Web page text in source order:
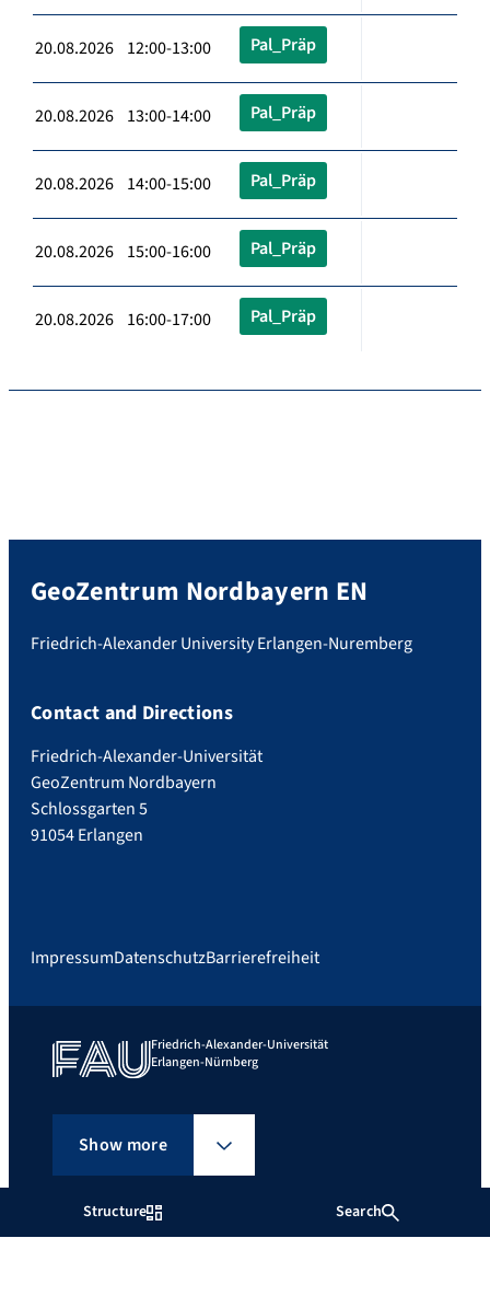
Structure Search
20.08.2026 12:00-13:00 Pal_Präp
20.08.2026 13:00-14:00 Pal_Präp
20.08.2026 14:00-15:00 Pal_Präp
20.08.2026 15:00-16:00 Pal_Präp
20.08.2026 16:00-17:00 Pal_Präp
GeoZentrum Nordbayern EN
Friedrich-Alexander University Erlangen-Nuremberg
Contact and Directions
Friedrich-Alexander-Universität
GeoZentrum Nordbayern
Schlossgarten 5
91054 Erlangen
ImpressumDatenschutzBarrierefreiheit
Friedrich-Alexander-Universität
Erlangen-Nürnberg
Show more